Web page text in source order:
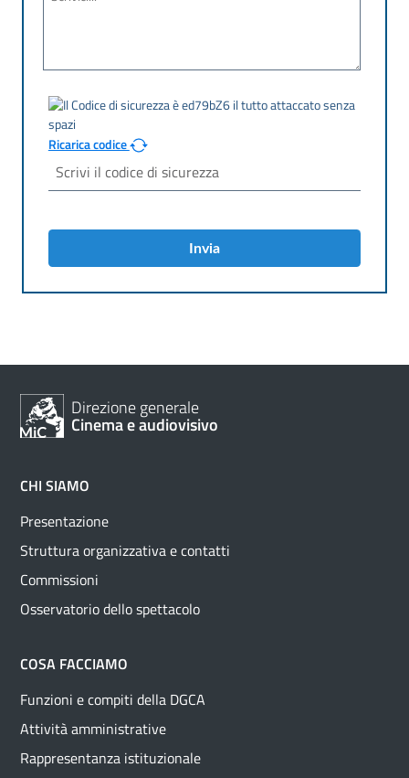
Ricarica codice
Invia
Direzione generale
Cinema e audiovisivo
CHI SIAMO
Presentazione
Struttura organizzativa e contatti
Commissioni
Osservatorio dello spettacolo
COSA FACCIAMO
Funzioni e compiti della DGCA
Attività amministrative
Rappresentanza istituzionale